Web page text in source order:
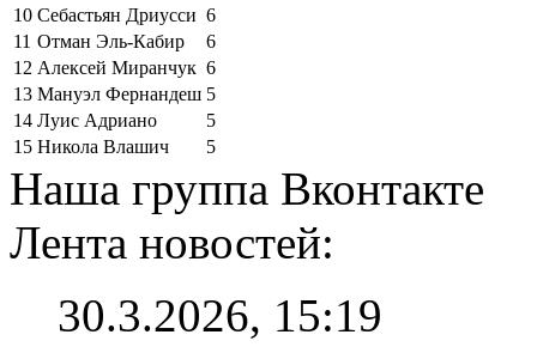
10 Себастьян Дриусси 6
11 Отман Эль-Кабир
6
12 Алексей Миранчук 6
13 Мануэл Фернандеш 5
14 Луис Адриано
5
15 Никола Влашич 5
Наша группа Вконтакте
Лента новостей:
30.3.2026, 15:19